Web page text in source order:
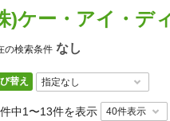
)ケー・アイ・デ
の検索条件 なし
替え
件中1〜13件を表示